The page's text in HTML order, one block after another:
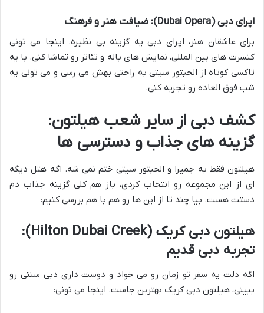
اپرای دبی (Dubai Opera): ضیافت هنر و فرهنگ
برای عاشقان هنر، اپرای دبی یه گزینه بی نظیره. اینجا می تونی
کنسرت های بین المللی، نمایش های باله و تئاتر رو تماشا کنی. با یه
تاکسی کوتاه از الحبتور سیتی به راحتی بهش می رسی و می تونی یه
شب فوق العاده رو تجربه کنی.
کشف دبی از سایر شعب هیلتون:
گزینه های جذاب و دسترسی ها
هیلتون فقط به جمیرا و الحبتور سیتی ختم نمی شه. اگه هتل دیگه
ای از این مجموعه رو انتخاب کردی، باز هم کلی گزینه جذاب دم
دستت هست. بیا چند تا از این ها رو هم با هم بررسی کنیم:
هیلتون دبی کریک (Hilton Dubai Creek):
تجربه دبی قدیم
اگه دلت یه سفر تو زمان رو می خواد و دوست داری دبی سنتی رو
ببینی، هیلتون دبی کریک بهترین جاست. اینجا می تونی: